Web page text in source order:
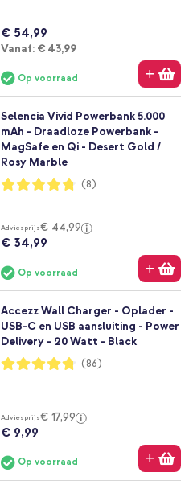
€ 54,99
Vanaf: Vanaf
€ 43,99
Op voorraad
Selencia Vivid Powerbank 5.000
mAh - Draadloze Powerbank -
MagSafe en Qi - Desert Gold /
Rosy Marble
Waardering:
95%
(8)
Adviesprijs€ 44,99
€ 34,99
Op voorraad
Accezz Wall Charger - Oplader -
USB-C en USB aansluiting - Power
Delivery - 20 Watt - Black
Waardering:
95%
(86)
Adviesprijs€ 17,99
€ 9,99
Op voorraad